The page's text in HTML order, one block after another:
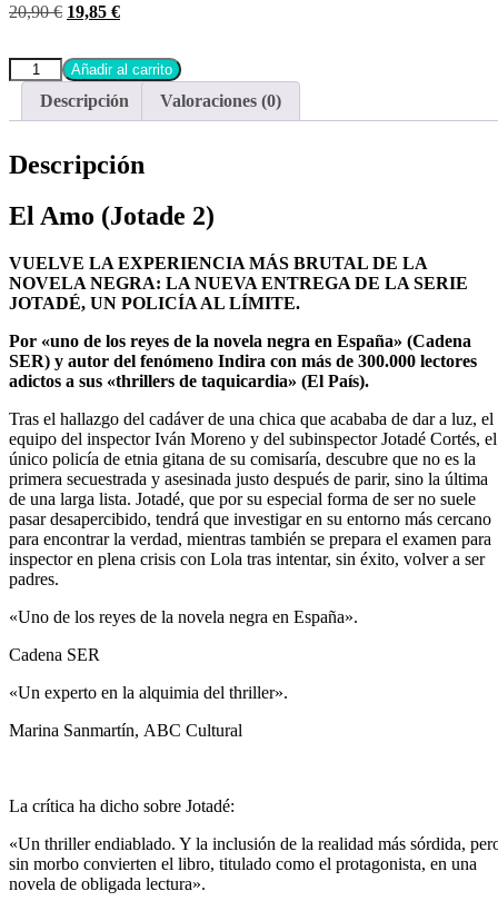
20,90€ 19,85 €
Añadir al carrito
Descripción Valoraciones (0)
Descripción
El Amo (Jotade 2)
VUELVE LA EXPERIENCIA MÁS BRUTAL DE LA
NOVELA NEGRA: LA NUEVA ENTREGA DE LA SERIE
JOTADÉ, UN POLICÍA AL LÍMITE.
Por «uno de los reyes de la novela negra en España» (Cadena
SER) y autor del fenómeno Indira con más de 300.000 lectores
adictos a sus «thrillers de taquicardia» (El País).
Tras el hallazgo del cadáver de una chica que acababa de dar a luz, el
equipo del inspector Iván Moreno y del subinspector Jotadé Cortés, el
único policía de etnia gitana de su comisaría, descubre que no es la
primera secuestrada y asesinada justo después de parir, sino la última
de una larga lista. Jotadé, que por su especial forma de ser no suele
pasar desapercibido, tendrá que investigar en su entorno más cercano
para encontrar la verdad, mientras también se prepara el examen para
inspector en plena crisis con Lola tras intentar, sin éxito, volver a ser
padres.
«Uno de los reyes de la novela negra en España».
Cadena SER
«Un experto en la alquimia del thriller».
Marina Sanmartín, ABC Cultural
La crítica ha dicho sobre Jotadé:
«Un thriller endiablado. Y la inclusión de la realidad más sórdida,
sin morbo convierten el libro, titulado como el protagonista, en una
novela de obligada lectura».